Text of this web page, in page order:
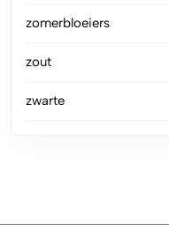
zomerbloeiers
zout
zwarte